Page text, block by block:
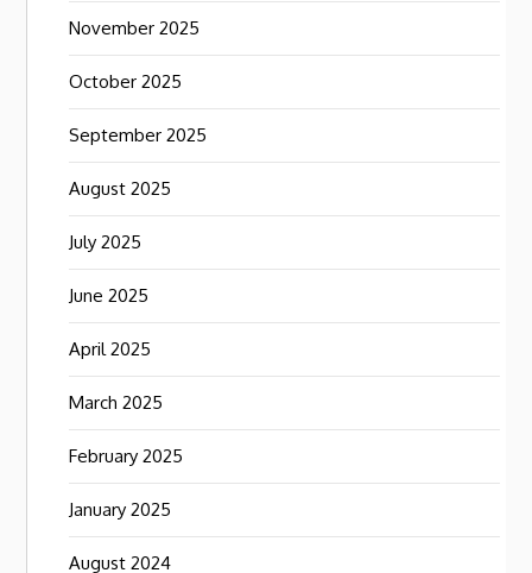
November 2025
October 2025
September 2025
August 2025
July 2025
June 2025
April 2025
March 2025
February 2025
January 2025
August 2024